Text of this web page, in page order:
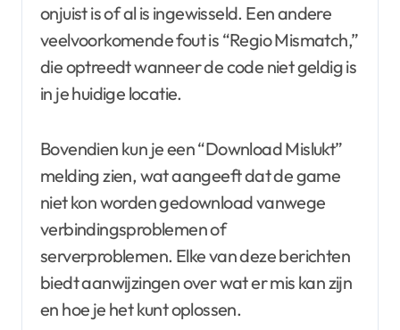
onjuist is of al is ingewisseld. Een andere
veelvoorkomende fout is “Regio Mismatch,”
die optreedt wanneer de code niet geldig is
in je huidige locatie.
Bovendien kun je een “Download Mislukt”
melding zien, wat aangeeft dat de game
niet kon worden gedownload vanwege
verbindingsproblemen of
serverproblemen. Elke van deze berichten
biedt aanwijzingen over wat er mis kan zijn
en hoe je het kunt oplossen.